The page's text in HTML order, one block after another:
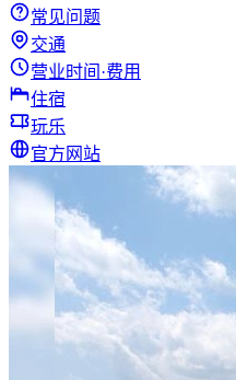
常见问题
交通
营业时间·费用
住宿
玩乐
官方网站